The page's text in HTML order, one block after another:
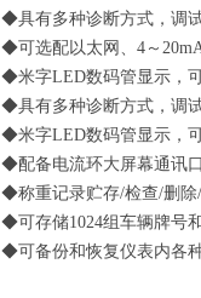
◆具有多种诊断方式，调
◆可选配以太网、4～
◆米字LED数码管显示，
◆具有多种诊断方式，调
◆米字LED数码管显示，
◆配备电流环大屏幕通讯
◆称重记录贮存/检查/删除
◆可存储1024组车辆牌号
◆可备份和恢复仪表内各